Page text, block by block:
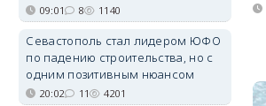
09:01 8 1140
Севастополь стал лидером ЮФО
по падению строительства, но с
одним позитивным нюансом
20:02 11 4201